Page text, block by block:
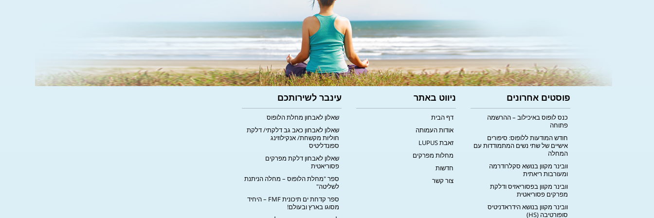
פוסטים אחרונים
כנס לופוס באיכילוב – ההרשמה
פתוחה
חודש המודעות ללופוס: סיפורים
אישיים של שתי נשים המתמודדות עם
המחלה
וובינר מקוון בנושא סקלרודרמה
ומעורבות ריאתית
וובינר מקוון בפסוריאזיס ודלקת
מפרקים פסוריאטית
וובינר מקוון בנושא הידראדניטיס
סופורטיבה (HS)
ניווט באתר
דף הבית
אודות העמותה
זאבת LUPUS
מחלות מפרקים
חדשות
צור קשר
עינבר לשירותכם
שאלון לאבחון מחלת הלופוס
שאלון לאבחון כאב גב דלקתי/ דלקת
חוליות מקשחת/ אנקילוזינג
ספונדליטיס
שאלון לאבחון דלקת מפרקים
פסוריאטית
ספר "מחלת הלופוס – מחלה הניתנת
לשליטה"
ספר קדחת ים תיכונית FMF – היחיד
מסוגו בארץ ובעולם!